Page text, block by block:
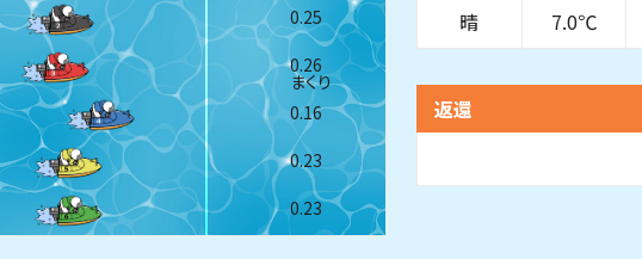
0.25
0.26
まくり
0.16
0.23
0.23
晴 7.0℃
返還